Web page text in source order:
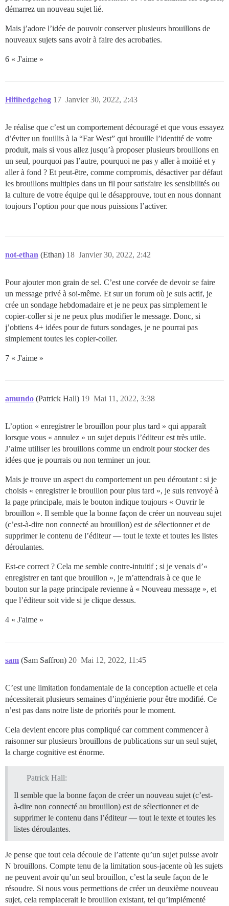
démarrez un nouveau sujet lié.
Mais j’adore l’idée de pouvoir conserver plusieurs brouillons de
nouveaux sujets sans avoir à faire des acrobaties.
6 « J'aime »
Hifihedgehog Janvier 30, 2022, 2:43
17
Je réalise que c’est un comportement découragé et que vous essayez
d’éviter un fouillis à la “Far West” qui brouille l’identité de votre
produit, mais si vous allez jusqu’à proposer plusieurs brouillons en
un seul, pourquoi pas l’autre, pourquoi ne pas y aller à moitié et y
aller à fond ? Et peut-être, comme compromis, désactiver par défaut
les brouillons multiples dans un fil pour satisfaire les sensibilités ou
la culture de votre équipe qui le désapprouve, tout en nous donnant
toujours l’option pour que nous puissions l’activer.
not-ethan (Ethan) Janvier 30, 2022, 2:42
18
Pour ajouter mon grain de sel. C’est une corvée de devoir se faire
un message privé à soi-même. Et sur un forum où je suis actif, je
crée un sondage hebdomadaire et je ne peux pas simplement le
copier-coller si je ne peux plus modifier le message. Donc, si
j’obtiens 4+ idées pour de futurs sondages, je ne pourrai pas
simplement toutes les copier-coller.
7 « J'aime »
amundo (Patrick Hall) Mai 11, 2022, 3:38
19
L’option « enregistrer le brouillon pour plus tard » qui apparaît
lorsque vous « annulez » un sujet depuis l’éditeur est très utile.
J’aime utiliser les brouillons comme un endroit pour stocker des
idées que je pourrais ou non terminer un jour.
Mais je trouve un aspect du comportement un peu déroutant : si je
choisis « enregistrer le brouillon pour plus tard », je suis renvoyé à
la page principale, mais le bouton indique toujours « Ouvrir le
brouillon ». Il semble que la bonne façon de créer un nouveau sujet
(c’est-à-dire non connecté au brouillon) est de sélectionner et de
supprimer le contenu de l’éditeur — tout le texte et toutes les listes
déroulantes.
Est-ce correct ? Cela me semble contre-intuitif ; si je venais d’«
enregistrer en tant que brouillon », je m’attendrais à ce que le
bouton sur la page principale revienne à « Nouveau message », et
que l’éditeur soit vide si je clique dessus.
4 « J'aime »
sam (Sam Saffron) Mai 12, 2022, 11:45
20
C’est une limitation fondamentale de la conception actuelle et cela
nécessiterait plusieurs semaines d’ingénierie pour être modifié. Ce
n’est pas dans notre liste de priorités pour le moment.
Cela devient encore plus compliqué car comment commencer à
raisonner sur plusieurs brouillons de publications sur un seul sujet,
la charge cognitive est énorme.
Patrick Hall:
Il semble que la bonne façon de créer un nouveau sujet (c’est-
à-dire non connecté au brouillon) est de sélectionner et de
supprimer le contenu dans l’éditeur — tout le texte et toutes les
listes déroulantes.
Je pense que tout cela découle de l’attente qu’un sujet puisse avoir
N brouillons. Compte tenu de la limitation sous-jacente où les sujets
ne peuvent avoir qu’un seul brouillon, c’est la seule façon de le
résoudre. Si nous vous permettions de créer un deuxième nouveau
sujet, cela remplacerait le brouillon existant, tel qu’implémenté